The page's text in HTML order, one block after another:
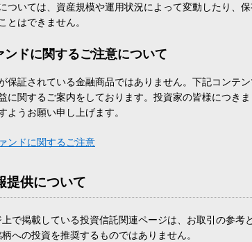
ついては、資産規模や運用状況によって変動したり、
とはできません。
ドに関するご注意について
保証されている金融商品ではありません。下記コンテ
に関するご案内をしております。投資家の皆様につき
うお願い申し上げます。
ンドに関するご注意
提供について
で掲載している投資信託関連ページは、お取引の参考
への投資を推奨するものではありません。